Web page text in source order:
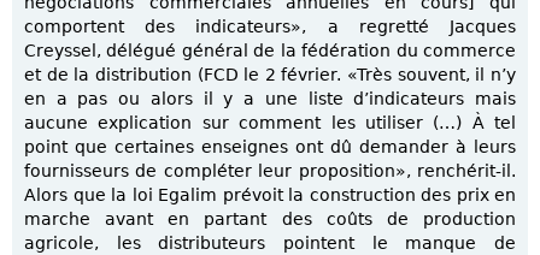
comportent des indicateurs», a regretté Jacques
Creyssel, délégué général de la fédération du commerce
et de la distribution (FCD le 2 février. «Très souvent, il n’y
en a pas ou alors il y a une liste d’indicateurs mais
aucune explication sur comment les utiliser (…) À tel
point que certaines enseignes ont dû demander à leurs
fournisseurs de compléter leur proposition», renchérit-il.
Alors que la loi Egalim prévoit la construction des prix en
marche avant en partant des coûts de production
agricole, les distributeurs pointent le manque de